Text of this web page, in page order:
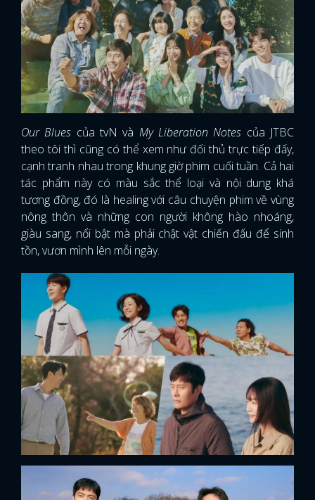
Our Blues của tvN và My Liberation Notes của JTBC
theo tôi thì cũng có thể xem như đối thủ trực tiếp đấy,
cạnh tranh nhau trong khung giờ phim cuối tuần. Cả hai
tác phẩm này có màu sắc thể loại và nội dung khá
tương đồng, đó là healing với câu chuyện phim về vùng
nông thôn và những con người không hào nhoáng,
giàu sang, nổi bật mà phải chật vật chiến đấu để sinh
tồn, vươn mình lên mỗi ngày.